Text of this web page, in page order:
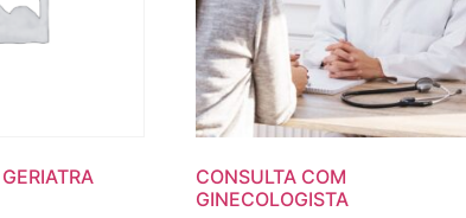
CONSULTA COM
GINECOLOGISTA